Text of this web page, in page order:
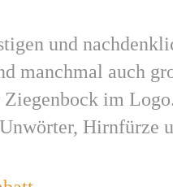
und
manchmal auch
im
Hirnfürze